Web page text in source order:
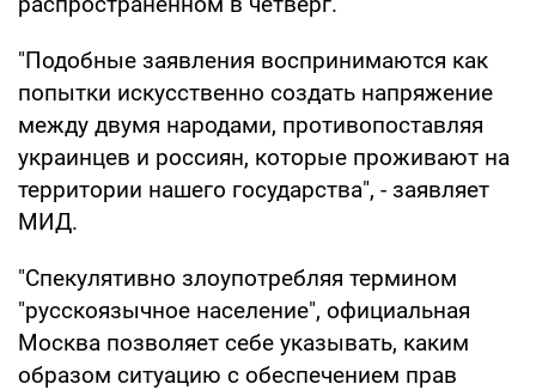
"Подобные заявления воспринимаются как
попытки искусственно создать напряжение
между двумя народами, противопоставляя
украинцев и россиян, которые проживают на
территории нашего государства", - заявляет
МИД.
"Спекулятивно злоупотребляя термином
"русскоязычное население", официальная
Москва позволяет себе указывать, каким
образом ситуацию с обеспечением прав